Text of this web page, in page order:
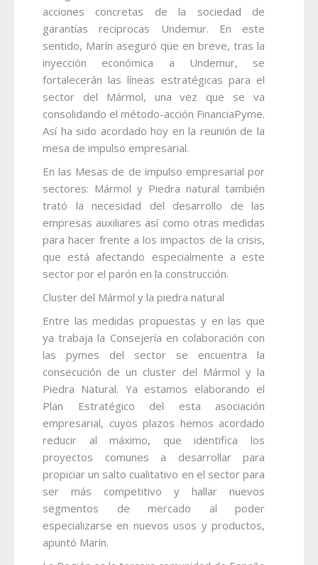
acciones concretas de la sociedad de
garantías reciprocas Undemur. En este
sentido, Marín aseguró que en breve, tras la
inyección económica a Undemur, se
fortalecerán las líneas estratégicas para el
sector del Mármol, una vez que se va
consolidando el método-acción FinanciaPyme.
Así ha sido acordado hoy en la reunión de la
mesa de impulso empresarial.
En las Mesas de de impulso empresarial por
sectores: Mármol y Piedra natural también
trató la necesidad del desarrollo de las
empresas auxiliares así como otras medidas
para hacer frente a los impactos de la crisis,
que está afectando especialmente a este
sector por el parón en la construcción.
Cluster del Mármol y la piedra natural
Entre las medidas propuestas y en las que
ya trabaja la Consejería en colaboración con
las pymes del sector se encuentra la
consecución de un cluster del Mármol y la
Piedra Natural. Ya estamos elaborando el
Plan Estratégico del esta asociación
empresarial, cuyos plazos hemos acordado
reducir al máximo, que identifica los
proyectos comunes a desarrollar para
propiciar un salto cualitativo en el sector para
ser más competitivo y hallar nuevos
segmentos de mercado al poder
especializarse en nuevos usos y productos,
apuntó Marín.